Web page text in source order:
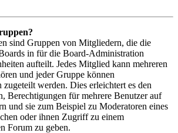
sind Gruppen von Mitgliedern, die die
in für die Board-Administration
aufteilt. Jedes Mitglied kann mehreren
und jeder Gruppe können
zugeteilt werden. Dies erleichtert es den
Berechtigungen für mehrere Benutzer auf
und sie zum Beispiel zu Moderatoren eines
oder ihnen Zugriff zu einem
Forum zu geben.